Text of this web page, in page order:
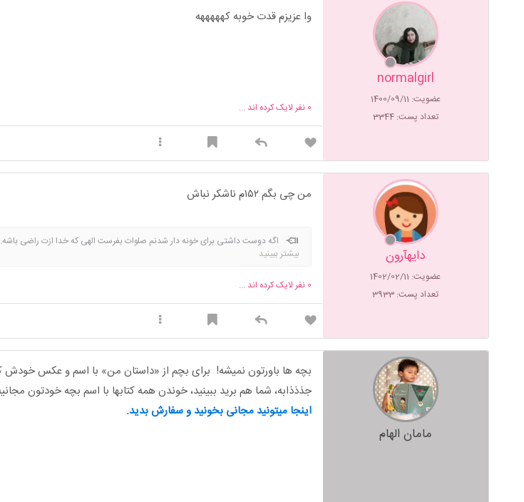
normalgirl
عضویت: 1400/09/11
تعداد پست: 3344
وا عزیزم قدت خوبه کهههههه
0 نفر لایک کرده اند ...
دایهآرون
عضویت: 1402/02/11
تعداد پست: 3933
من چی بگم ۱۵۲م ناشکر نباش
اگه دوست داشتی برای خونه دار شدنم صلوات بفرست الهی که خدا ازت راضی
آنچه که انجام داده ای را بر باد خواهد داد فقط بانوان نظر بدن با تشکر
بیشتر ببینید
0 نفر لایک کرده اند ...
مامان الهام
بچه ها باورتون نمیشه! برای بچم از «داستان من» با اسم و عکس خودش
جذذذابه، شما هم برید ببینید،خوندن همه کتابها با اسم بچه خودتون
اینجا میتونید مجانی بخونید و سفارش بدید.